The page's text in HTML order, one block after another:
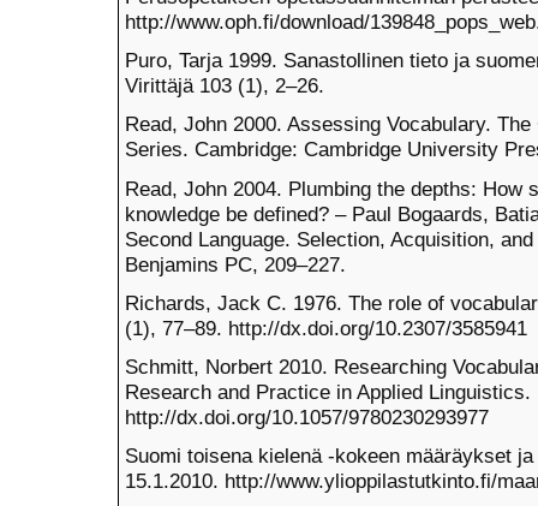
http://www.oph.fi/download/
Puro, Tarja 1999. Sanastollinen tieto ja
Virittäjä 103 (1), 2–26.
Read, John 2000. Assessing Vocabulary.
Series. Cambridge: Cambridge University
Read, John 2004. Plumbing the depths: How
knowledge be defined? – Paul Bogaards,
Second Language. Selection, Acquisition,
Benjamins PC, 209–227.
Richards, Jack C. 1976. The role of
(1), 77–89. http://dx.doi.org/10.2307/3585941
Schmitt, Norbert 2010. Researching
Research and Practice in Applied
http://dx.doi.org/10.1057/9780230293977
Suomi toisena kielenä -kokeen määräykset
15.1.2010. http://www.ylioppilastutkinto.fi/